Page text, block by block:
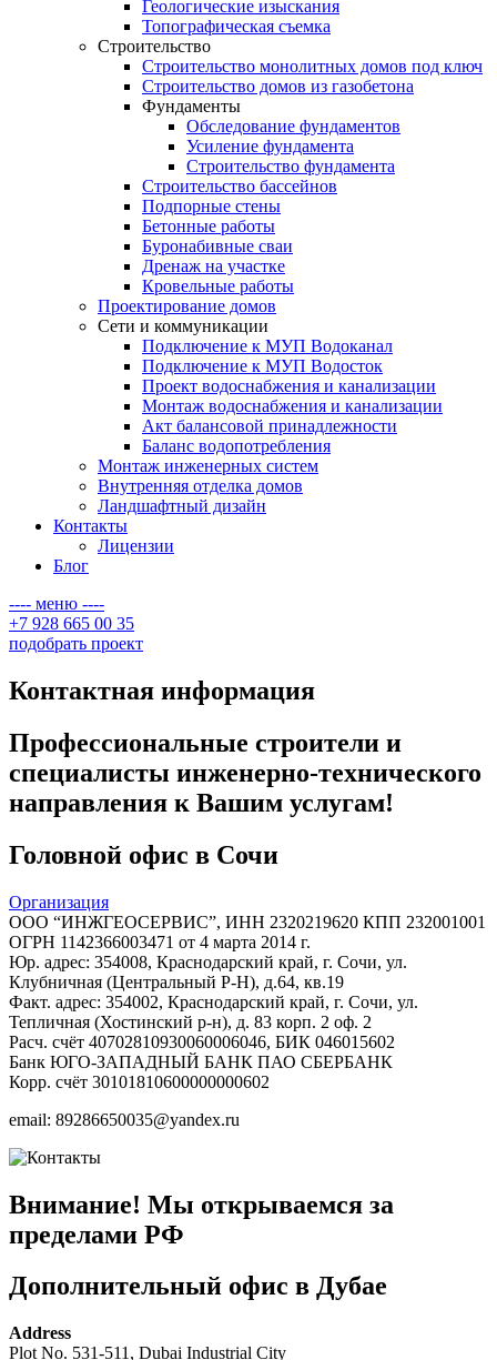
Геологические изыскания
Топографическая съемка
Строительство
Строительство монолитных домов под ключ
Строительство домов из газобетона
Фундаменты
Обследование фундаментов
Усиление фундамента
Строительство фундамента
Строительство бассейнов
Подпорные стены
Бетонные работы
Буронабивные сваи
Дренаж на участке
Кровельные работы
Проектирование домов
Сети и коммуникации
Подключение к МУП Водоканал
Подключение к МУП Водосток
Проект водоснабжения и канализации
Монтаж водоснабжения и канализации
Акт балансовой принадлежности
Баланс водопотребления
Монтаж инженерных систем
Внутренняя отделка домов
Ландшафтный дизайн
Контакты
Лицензии
Блог
---- меню ----
+7 928 665 00 35
подобрать проект
Контактная информация
Профессиональные строители и
специалисты инженерно-технического
направления к Вашим услугам!
Головной офис в Сочи
Организация
ООО “ИНЖГЕОСЕРВИС”, ИНН 2320219620 КПП 232001001
ОГРН 1142366003471 от 4 марта 2014 г.
Юр. адрес: 354008, Краснодарский край, г. Сочи, ул.
Клубничная (Центральный Р-Н), д.64, кв.19
Факт. адрес: 354002, Краснодарский край, г. Сочи, ул.
Тепличная (Хостинский р-н), д. 83 корп. 2 оф. 2
Расч. счёт 40702810930060006046, БИК 046015602
Банк ЮГО-ЗАПАДНЫЙ БАНК ПАО СБЕРБАНК
Корр. счёт 30101810600000000602
email: 89286650035@yandex.ru
Внимание! Мы открываемся за
пределами РФ
Дополнительный офис в Дубае
Address
Plot No. 531-511, Dubai Industrial City